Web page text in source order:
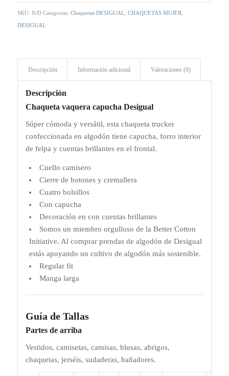
SKU: N/D Categorías: Chaquetas DESIGUAL CHAQUETAS MUJER
DESIGUAL
Descripción Información adicional Valoraciones (0)
Descripción
Chaqueta vaquera capucha Desigual
Súper cómoda y versátil, esta chaqueta trucker
confeccionada en algodón tiene capucha, forro interior
de felpa y cuentas brillantes en el frontal.
Cuello camisero
Cierre de botones y cremallera
Cuatro bolsillos
Con capucha
Decoración en con cuentas brillantes
Somos un miembro orgulloso de la Better Cotton
Initiative. Al comprar prendas de algodón de Desigual
estás apoyando un cultivo de algodón más sostenible.
Regular fit
Manga larga
Guía de Tallas
Partes de arriba
Vestidos, camisetas, camisas, blusas, abrigos,
chaquetas, jerséis, sudaderas, bañadores.